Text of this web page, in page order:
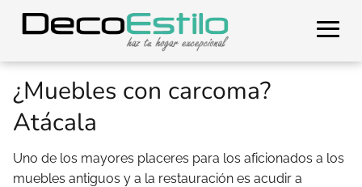
¿Muebles con carcoma?
Atácala
Uno de los mayores placeres para los aficionados a los
muebles antiguos y a la restauración es acudir a